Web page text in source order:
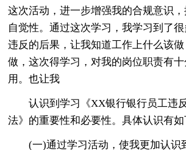
这次活动，进一步增强我的合规意识
自觉性。通过这次学习，我学习到了
违反的后果，让我知道工作上什么该
做，这次得学习，对我的岗位职责有
用。也让我
认识到学习《XX银行银行员工违
法》的重要性和必要性。具体认识有如
(一)通过学习活动，使我更加认识